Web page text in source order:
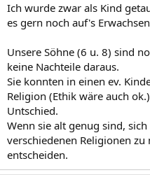
Ich wurde zwar als Kind
es gern noch auf's
Unsere Söhne (6 u. 8) sind
keine Nachteile daraus.
Sie konnten in einen ev.
Religion (Ethik wäre auch
Untschied.
Wenn sie alt genug sind,
verschiedenen Religionen
entscheiden.